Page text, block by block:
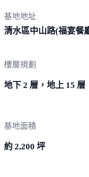
基地地址
清水區中山路(福宴餐
樓層規劃
地下 2 層，地上 15 層
基地面積
約 2,200 坪